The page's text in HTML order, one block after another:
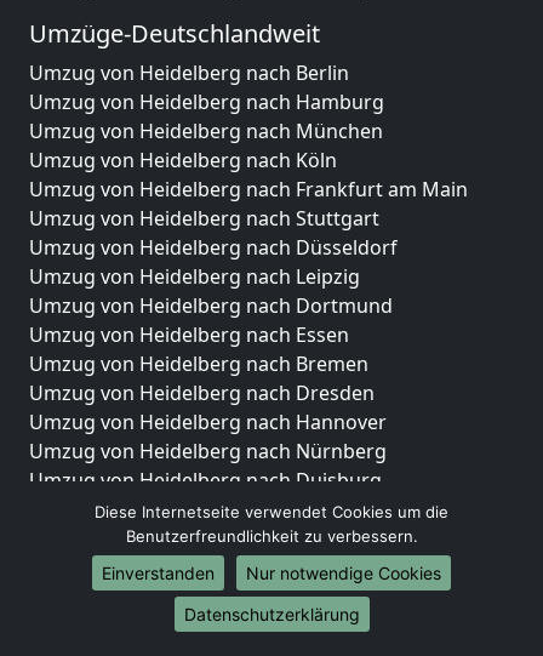
Umzüge-Deutschlandweit
Umzug von Heidelberg nach Berlin
Umzug von Heidelberg nach Hamburg
Umzug von Heidelberg nach München
Umzug von Heidelberg nach Köln
Umzug von Heidelberg nach Frankfurt am Main
Umzug von Heidelberg nach Stuttgart
Umzug von Heidelberg nach Düsseldorf
Umzug von Heidelberg nach Leipzig
Umzug von Heidelberg nach Dortmund
Umzug von Heidelberg nach Essen
Umzug von Heidelberg nach Bremen
Umzug von Heidelberg nach Dresden
Umzug von Heidelberg nach Hannover
Umzug von Heidelberg nach Nürnberg
Umzug von Heidelberg nach Duisburg
Umzug von Heidelberg nach Bochum
Umzug von Heidelberg nach Wuppertal
Umzug von Heidelberg nach Bielefeld
Umzug von Heidelberg nach Bonn
Umzug von Heidelberg nach Münster
Diese Internetseite verwendet Cookies um die
Benutzerfreundlichkeit zu verbessern.
Einverstanden
Nur notwendige Cookies
Datenschutzerklärung